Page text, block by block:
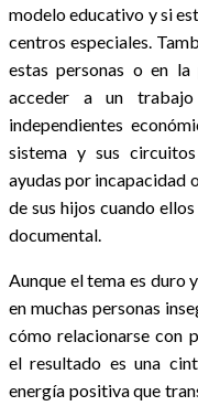
modelo educativo y si
centros especiales.
estas personas o en
acceder a un
independientes
sistema y sus
ayudas por incapacidad
de sus hijos cuando
documental.
Aunque el tema es duro
en muchas personas
cómo relacionarse con
el resultado es una
energía positiva que